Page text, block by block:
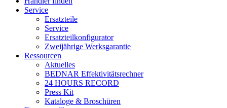
Service
Ersatzteile
Service
Ersatzteilkonfigurator
Zweijährige Werksgarantie
Ressourcen
Aktuelles
BEDNAR Effektivitätsrechner
24 HOURS RECORD
Press Kit
Kataloge & Broschüren